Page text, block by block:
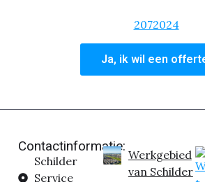
2072024
Ja, ik wil een
Contactinformatie:
Schilder
Service
Werkgebied
van Schilder